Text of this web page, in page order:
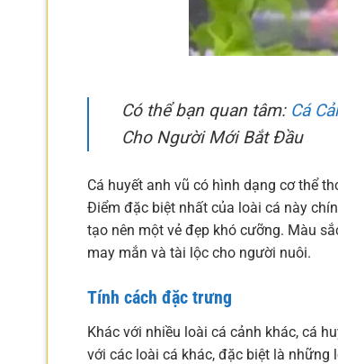
Có thể bạn quan tâm: Cá
Cho Người Mới Bắt Đầu
Cá huyết anh vũ có hình dạng cơ thể
Điểm đặc biệt nhất của loài cá này
tạo nên một vẻ đẹp khó cưỡng. Màu
may mắn và tài lộc cho người nuôi.
Tính cách đặc trưng
Khác với nhiều loài cá cảnh khác, cá
với các loài cá khác, đặc biệt là